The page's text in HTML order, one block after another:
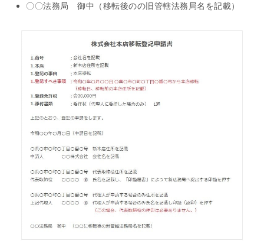
〇〇法務局 御中（移転後のの旧管轄法務局名を記載）